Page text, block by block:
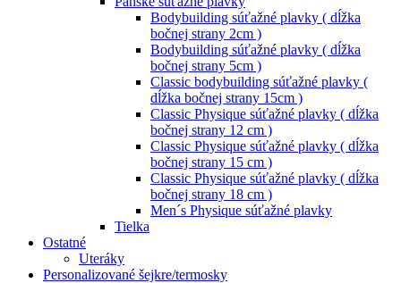
Bodybuilding súťažné plavky ( dĺžka
bočnej strany 2cm )
Bodybuilding súťažné plavky ( dĺžka
bočnej strany 5cm )
Classic bodybuilding súťažné plavky (
dĺžka bočnej strany 15cm )
Classic Physique súťažné plavky ( dĺžka
bočnej strany 12 cm )
Classic Physique súťažné plavky ( dĺžka
bočnej strany 15 cm )
Classic Physique súťažné plavky ( dĺžka
bočnej strany 18 cm )
Men´s Physique súťažné plavky
Tielka
Ostatné
Uteráky
Personalizované šejkre/termosky